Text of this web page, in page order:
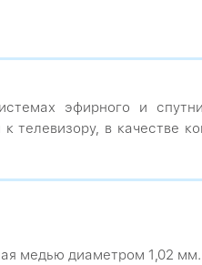
эфирного и
телевизору, в качестве
медью диаметром 1,02 мм.